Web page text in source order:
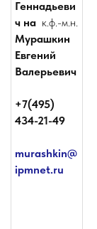
Геннадьеви
ч на к.ф.-м.н.
Мурашкин
Евгений
Валерьевич
+7(495)
434-21-49
murashkin@
ipmnet.ru